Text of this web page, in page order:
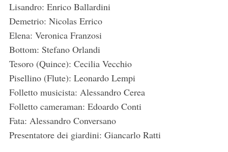
Lisandro: Enrico Ballardini
Demetrio: Nicolas Errico
Elena: Veronica Franzosi
Bottom: Stefano Orlandi
Tesoro (Quince): Cecilia Vecchio
Pisellino (Flute): Leonardo Lempi
Folletto musicista: Alessandro Cerea
Folletto cameraman: Edoardo Conti
Fata: Alessandro Conversano
Presentatore dei giardini: Giancarlo Ratti